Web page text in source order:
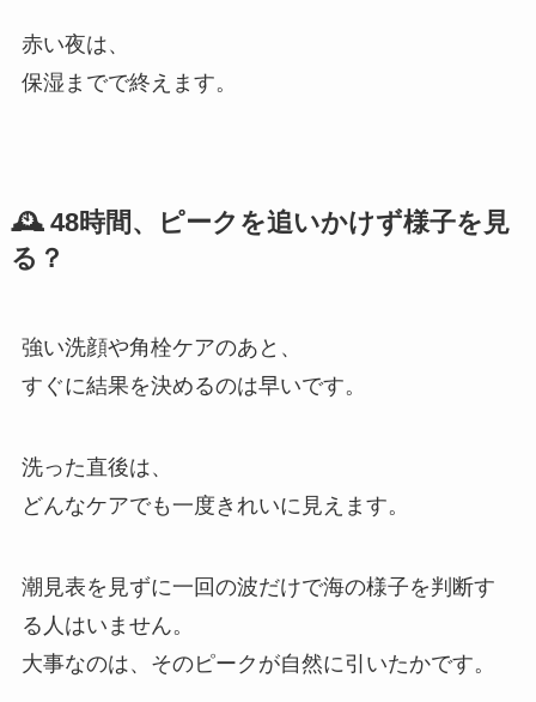
赤い夜は、
保湿までで終えます。
🕰 48時間、ピークを追いかけず様子を見
る？
強い洗顔や角栓ケアのあと、
すぐに結果を決めるのは早いです。
洗った直後は、
どんなケアでも一度きれいに見えます。
潮見表を見ずに一回の波だけで海の様子を判断す
る人はいません。
大事なのは、そのピークが自然に引いたかです。